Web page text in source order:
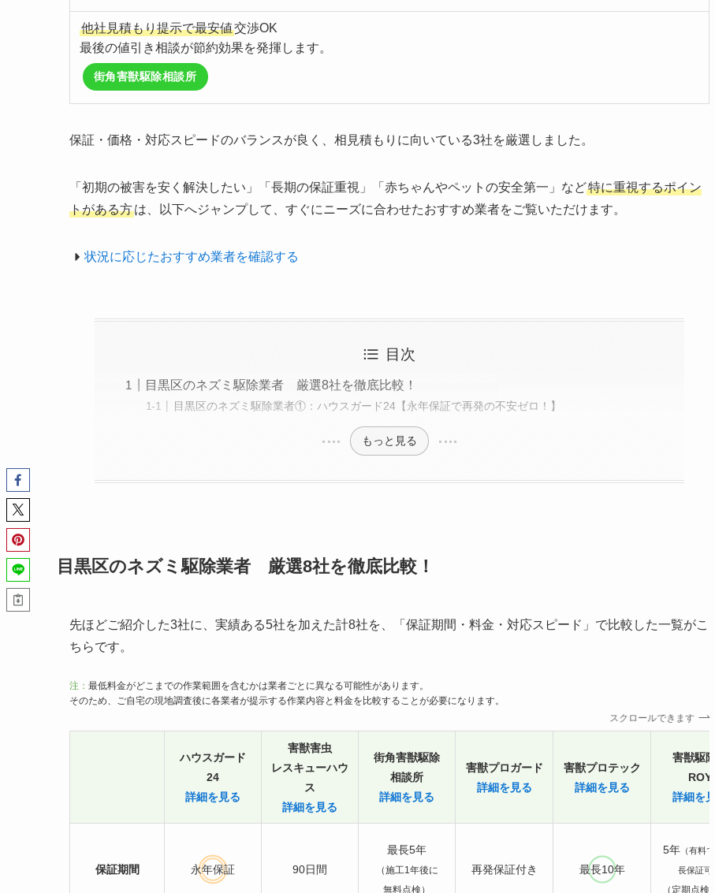
他社見積もり提示で最安値交渉OK
最後の値引き相談が節約効果を発揮します。
街角害獣駆除相談所
保証・価格・対応スピードのバランスが良く、相見積もりに向いている3社を厳選しました。
「初期の被害を安く解決したい」「長期の保証重視」「赤ちゃんやペットの安全第一」など特に重視するポイン
トがある方は、以下へジャンプして、すぐにニーズに合わせたおすすめ業者をご覧いただけます。
状況に応じたおすすめ業者を確認する
目次
目黒区のネズミ駆除業者 厳選8社を徹底比較！
目黒区のネズミ駆除業者①：ハウスガード24【永年保証で再発の不安ゼロ！】
もっと見る
目黒区のネズミ駆除業者 厳選8社を徹底比較！
先ほどご紹介した3社に、実績ある5社を加えた計8社を、「保証期間・料金・対応スピード」で比較した一覧がこ
ちらです。
注： 最低料金がどこまでの作業範囲を含むかは業者ごとに異なる可能性があります。
そのため、ご自宅の現地調査後に各業者が提示する作業内容と料金を比較することが必要になります。
スクロールできます
ハウスガード
24
詳細を見る
害獣害虫
レスキューハウ
ス
詳細を見る
街角害獣駆除
相談所
詳細を見る
害獣プロガード
詳細を見る
害獣プロテック
詳細を見る
害獣駆除
ROY
詳細を見
保証期間 永年保証 90日間
最長5年
（施工1年後に
無料点検）
再発保証付き 最長10年
5年（有料で
長保証可
（定期点検